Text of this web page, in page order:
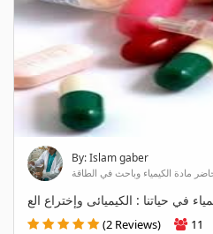
By: Islam gaber
(2 Reviews) 11